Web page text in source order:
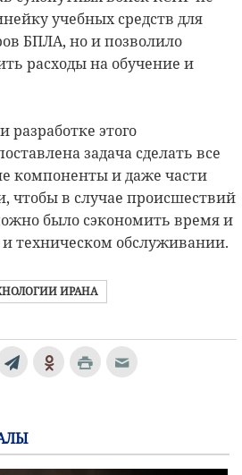
учебных средств для
БПЛА, но и позволило
расходы на обучение и
разработке этого
задача сделать все
компоненты и даже части
чтобы в случае происшествий
было сэкономить время и
и техническом обслуживании.
ИРАНА